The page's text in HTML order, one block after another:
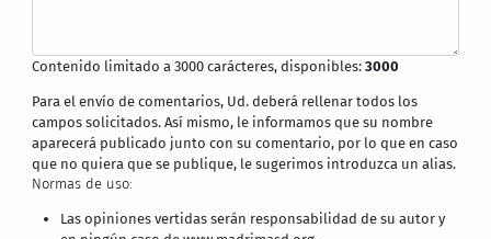
Contenido limitado a 3000 carácteres, disponibles:3000
Para el envío de comentarios, Ud. deberá rellenar todos los
campos solicitados. Así mismo, le informamos que su nombre
aparecerá publicado junto con su comentario, por lo que en caso
que no quiera que se publique, le sugerimos introduzca un alias.
Normas de uso:
Las opiniones vertidas serán responsabilidad de su autor y